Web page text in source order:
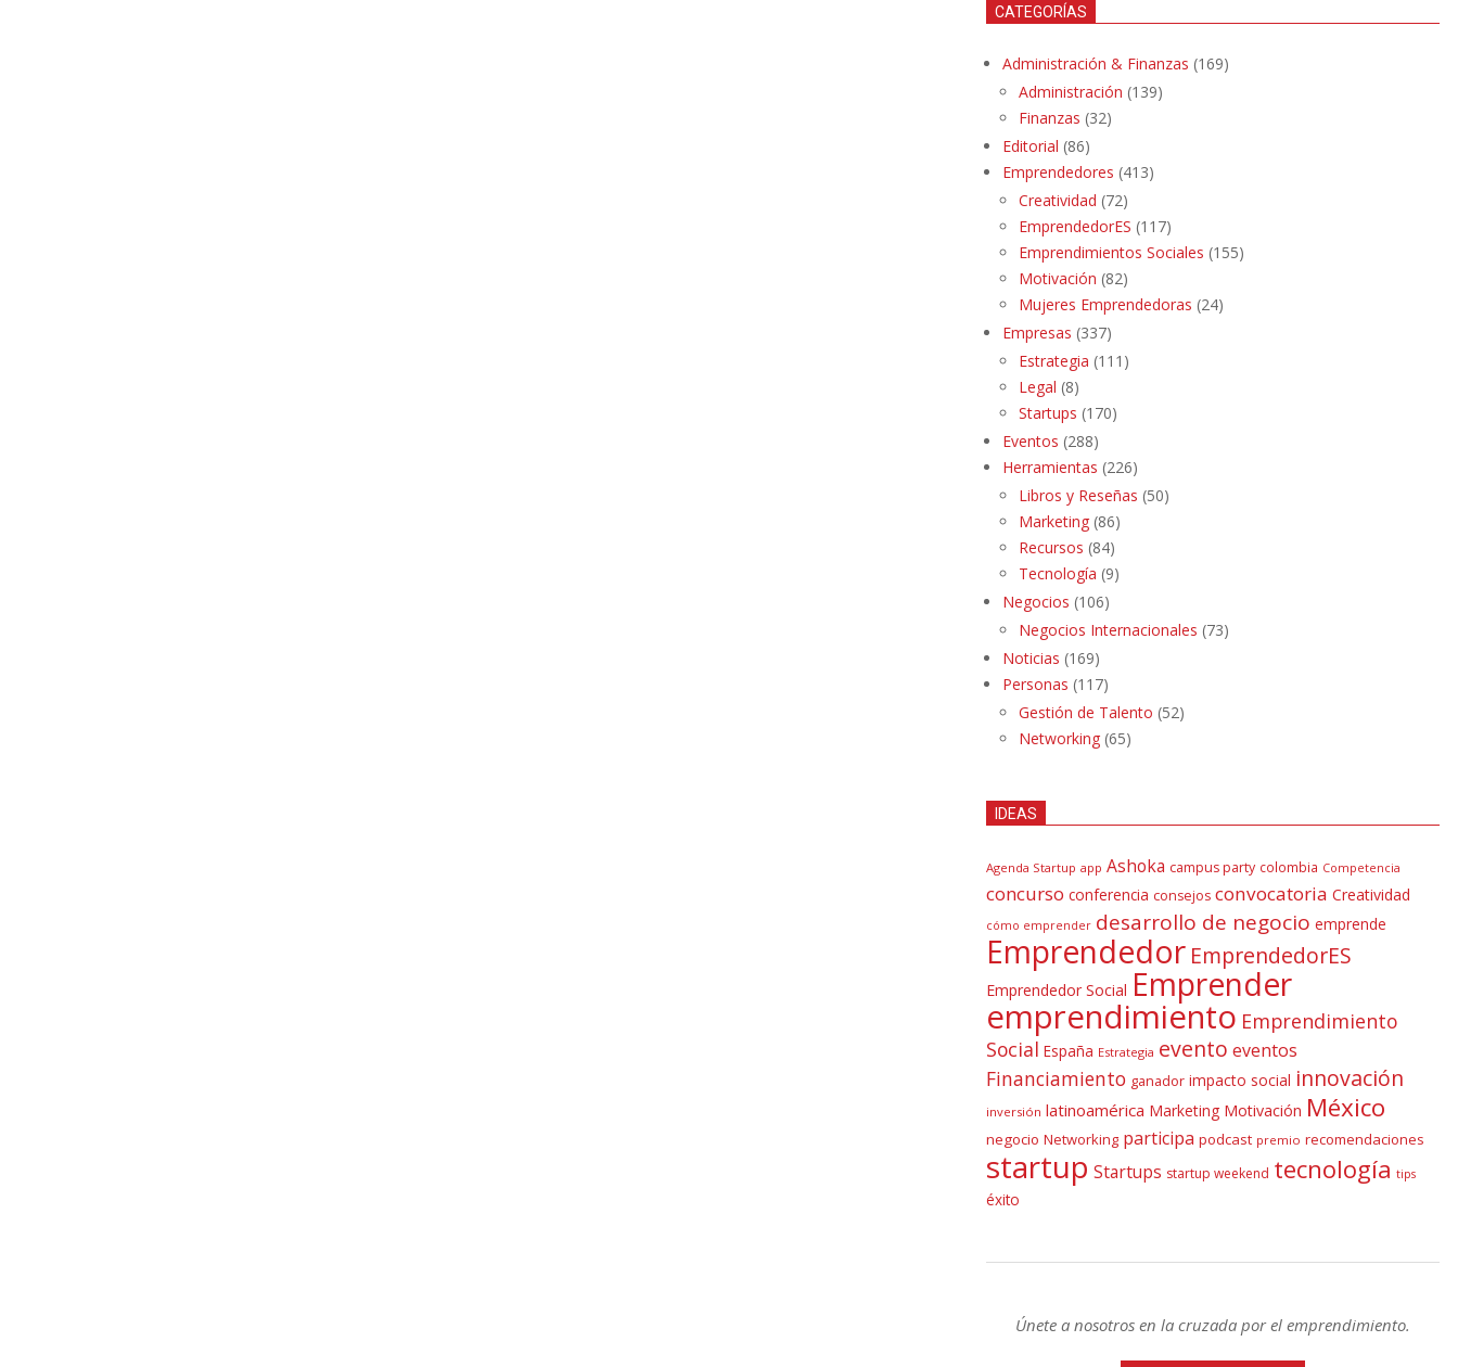
CATEGORÍAS
Administración & Finanzas (169)
Administración (139)
Finanzas (32)
Editorial (86)
Emprendedores (413)
Creatividad (72)
EmprendedorES (117)
Emprendimientos Sociales (155)
Motivación (82)
Mujeres Emprendedoras (24)
Empresas (337)
Estrategia (111)
Legal (8)
Startups (170)
Eventos (288)
Herramientas (226)
Libros y Reseñas (50)
Marketing (86)
Recursos (84)
Tecnología (9)
Negocios (106)
Negocios Internacionales (73)
Noticias (169)
Personas (117)
Gestión de Talento (52)
Networking (65)
IDEAS
Agenda Startup app Ashoka campus party colombia Competencia
concurso conferencia consejos convocatoria Creatividad
cómo emprender desarrollo de negocio emprende
Emprendedor EmprendedorES
Emprendedor Social Emprender
emprendimiento Emprendimiento
Social España Estrategia evento eventos
Financiamiento ganador impacto social innovación
inversión latinoamérica Marketing Motivación México
negocio Networking participa podcast premio recomendaciones
startup Startups startup weekend tecnología tips
éxito
Únete a nosotros en la cruzada por el emprendimiento.